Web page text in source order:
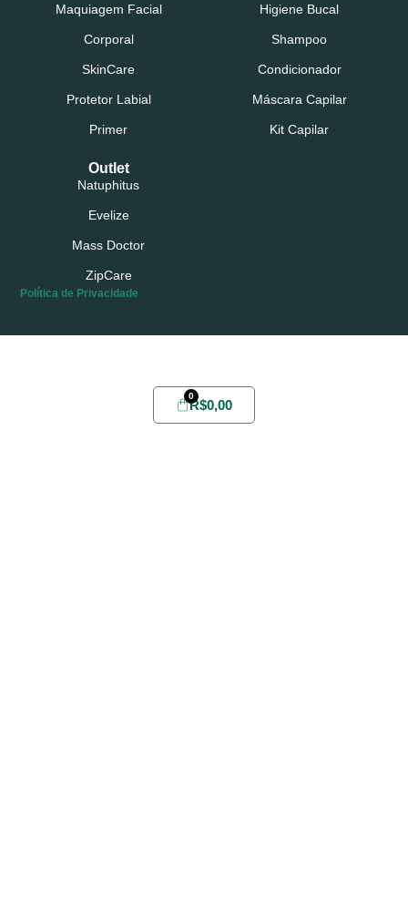
Maquiagem Facial
Corporal
SkinCare
Protetor Labial
Primer
Higiene Bucal
Shampoo
Condicionador
Máscara Capilar
Kit Capilar
Outlet
Natuphitus
Evelize
Mass Doctor
ZipCare
Política de Privacidade
R$0,00
0